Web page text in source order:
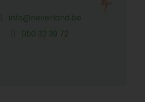
info@neverland.be
050 32 39 72